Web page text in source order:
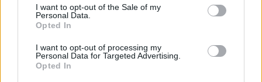
I want to opt-out of the Sale of my
Personal Data.
Opted In
I want to opt-out of processing my
Personal Data for Targeted Advertising.
Opted In
Ακολουθήστε τοnotospress.gr στο Google News και
μάθετε πρώτοι
ΛΑΚΚΟΣ ΔΑΙΜΟΝΩΝ